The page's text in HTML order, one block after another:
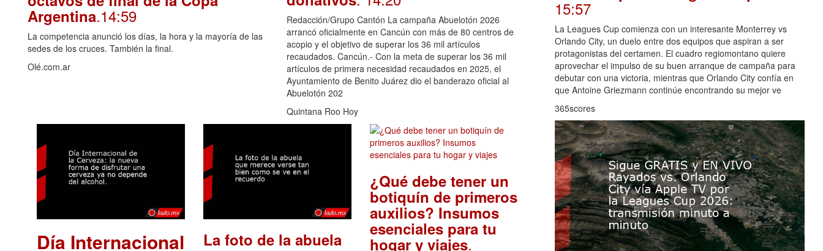
Argentina.14:59
La competencia anunció los días, la hora y la mayoría de las
sedes de los cruces. También la final.
Olé.com.ar
Redacción/Grupo Cantón La campaña Abuelotón 2026
arrancó oficialmente en Cancún con más de 80 centros de
acopio y el objetivo de superar los 36 mil artículos
recaudados. Cancún.- Con la meta de superar los 36 mil
artículos de primera necesidad recaudados en 2025, el
Ayuntamiento de Benito Juárez dio el banderazo oficial al
Abuelotón 202
Quintana Roo Hoy
Día Internacional La foto de la abuela
¿Qué debe tener un
botiquín de primeros
auxilios? Insumos
esenciales para tu
hogar y viajes.
15:57
La Leagues Cup comienza con un interesante Monterrey vs
Orlando City, un duelo entre dos equipos que aspiran a ser
protagonistas del certamen. El cuadro regiomontano quiere
aprovechar el impulso de su buen arranque de campaña para
debutar con una victoria, mientras que Orlando City confía en
que Antoine Griezmann continúe encontrando su mejor ve
365scores